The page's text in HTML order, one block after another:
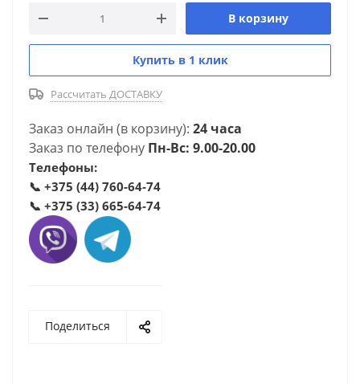
В корзину
Купить в 1 клик
Рассчитать ДОСТАВКУ
Заказ онлайн (в корзину): 24 часа
Заказ по телефону Пн-Вс: 9.00-20.00
Телефоны:
📞 +375 (44) 760-64-74
📞 +375 (33) 665-64-74
Поделиться